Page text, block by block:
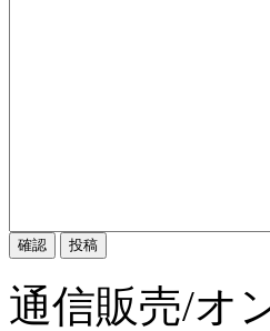
通信販売/オ